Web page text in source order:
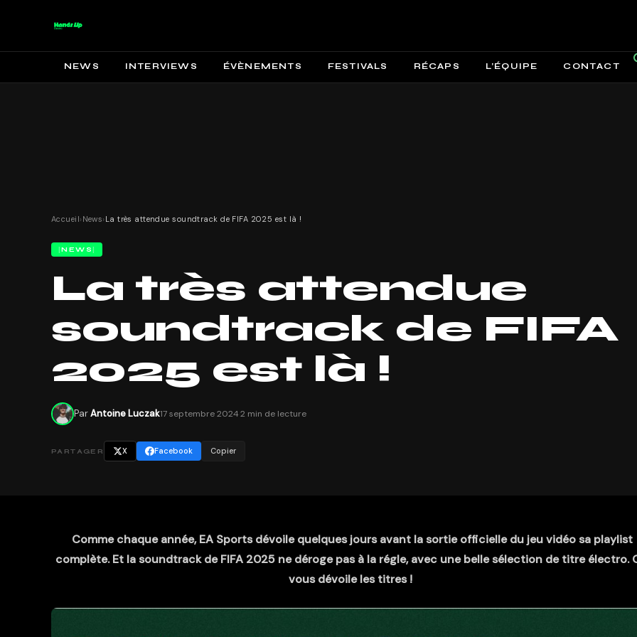
NEWS INTERVIEWS ÉVÈNEMENTS FESTIVALS RÉCAPS L’ÉQUIPE CONTACT
Accueil› News› La très attendue soundtrack de FIFA 2025 est là !
NEWS
La très attendue
soundtrack de FIFA
2025 est là !
ParAntoine Luczak17 septembre 20242 min de lecture
PARTAGER X Facebook Copier
Comme chaque année, EA Sports dévoile quelques jours avant la sortie officielle du jeu vidéo sa playlist
complète. Et la soundtrack de FIFA 2025 ne déroge pas à la régle, avec une belle sélection de titre électro.
vous dévoile les titres !